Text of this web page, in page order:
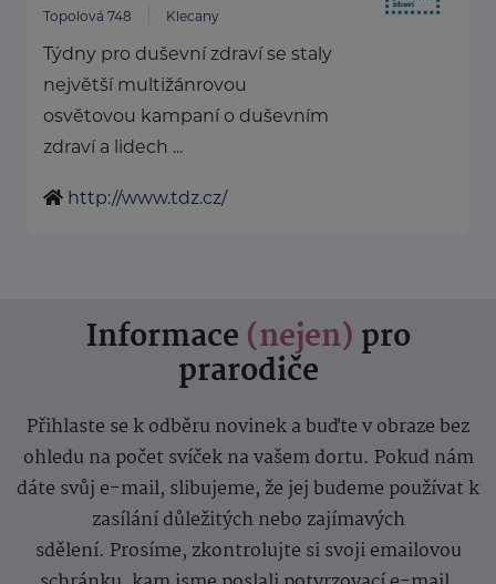
Topolová 748 Klecany
Týdny pro duševní zdraví se staly
největší multižánrovou
osvětovou kampaní o duševním
zdraví a lidech ...
http://www.tdz.cz/
Informace (nejen) pro
prarodiče
Přihlaste se k odběru novinek a buďte v obraze bez
ohledu na počet svíček na vašem dortu. Pokud nám
dáte svůj e-mail, slibujeme, že jej budeme používat k
zasílání důležitých nebo zajímavých
sdělení. Prosíme, zkontrolujte si svoji emailovou